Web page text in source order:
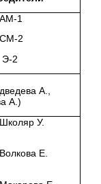
1
2
2
А.,
А.)
У.
Е.